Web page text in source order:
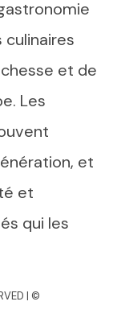
et de
Les
et
et
qui les
| ©